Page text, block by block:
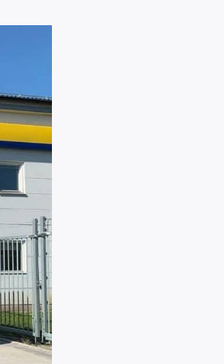
av kraft
mest sålda